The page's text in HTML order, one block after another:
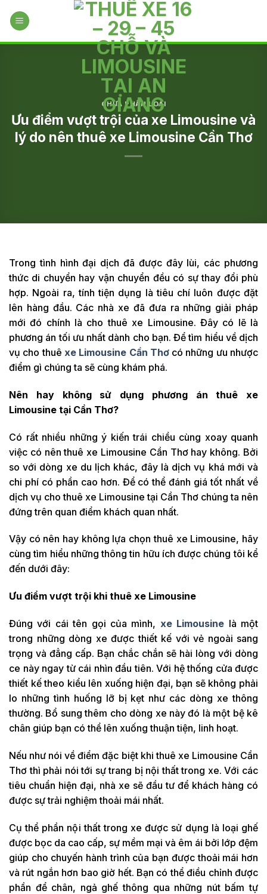
CHƯA PHÂN LOẠI
Ưu điểm vượt trội của xe Limousine và
lý do nên thuê xe Limousine Cần Thơ
Trong tình hình đại dịch đã được đây lùi, các phương
thức di chuyển hay vận chuyển đều có sự thay đổi phù
hợp. Ngoài ra, tính tiện dụng là tiêu chí luôn được đặt
lên hàng đầu. Các nhà xe đã đưa ra những giải pháp
mới đó chính là cho thuê xe Limousine. Đây có lẽ là
phương án tối ưu nhất dành cho bạn. Để tìm hiểu về dịch
vụ cho thuê xe Limousine Cần Thơcó những ưu nhược
điểm gì chúng ta sẽ cùng khám phá.
Nên hay không sử dụng phương án thuê xe
Limousine tại Cần Thơ?
Có rất nhiều những ý kiến trái chiều cùng xoay quanh
việc có nên thuê xe Limousine Cần Thơ hay không. Bởi
so với dòng xe du lịch khác, đây là dịch vụ khá mới và
chi phí có phần cao hơn. Để có thể đánh giá tốt nhất về
dịch vụ cho thuê xe Limousine tại Cần Thơ chúng ta nên
đứng trên quan điểm khách quan nhất.
Vậy có nên hay không lựa chọn thuê xe Limousine, hãy
cùng tìm hiểu những thông tin hữu ích được chúng tôi kể
đến dưới đây:
Ưu điểm vượt trội khi thuê xe Limousine
Đúng với cái tên gọi của mình, xe Limousine là một
trong những dòng xe được thiết kế với vẻ ngoài sang
trọng và đẳng cấp. Bạn chắc chắn sẽ hài lòng với dòng
ce này ngay từ cái nhìn đầu tiên. Với hệ thống cửa được
thiết kế theo kiểu lên xuống hiện đại, bạn sẽ không phải
lo những tình huống lỡ bị kẹt như các dòng xe thông
thường. Bổ sung thêm cho dòng xe này đó là một bệ kê
chân giúp bạn có thể lên xuống thuận tiện, linh hoạt.
Nếu như nói về điểm đặc biệt khi thuê xe Limousine Cần
Thơ thì phải nói tới sự trang bị nội thất trong xe. Với các
tiêu chuẩn hiện đại, nhà xe sẽ đầu tư để khách hàng có
được sự trải nghiệm thoải mái nhất.
Cụ thể phần nội thất trong xe được sử dụng là loại ghế
được bọc da cao cấp, sự mềm mại và êm ái bởi lớp đệm
giúp cho chuyến hành trình của bạn được thoải mái hơn
và rút ngắn hơn bao giờ hết. Bạn có thể điều chỉnh được
phần để chân, ngả ghế thông qua những nút bấm tự